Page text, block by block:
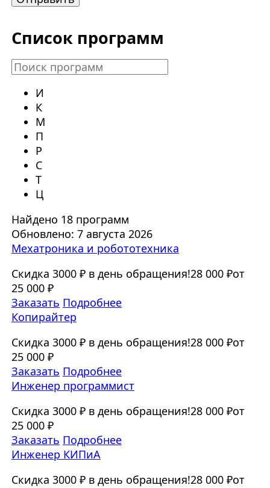
Список программ
И
К
М
П
Р
С
Т
Ц
Найдено 18 программ
Обновлено: 7 августа 2026
Мехатроника и робототехника
Скидка 3000 ₽ в день обращения!28 000 ₽от
25 000 ₽
Заказать Подробнее
Копирайтер
Скидка 3000 ₽ в день обращения!28 000 ₽от
25 000 ₽
Заказать Подробнее
Инженер программист
Скидка 3000 ₽ в день обращения!28 000 ₽от
25 000 ₽
Заказать Подробнее
Инженер КИПиА
Скидка 3000 ₽ в день обращения!28 000 ₽от